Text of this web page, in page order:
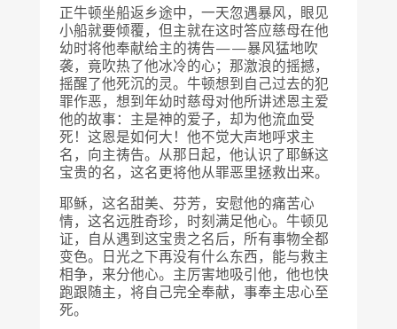
正牛顿坐船返乡途中，一天忽遇暴风，眼见
小船就要倾覆，但主就在这时答应慈母在他
幼时将他奉献给主的祷告——暴风猛地吹
袭，竟吹热了他冰冷的心；那激浪的摇撼，
摇醒了他死沉的灵。牛顿想到自己过去的犯
罪作恶，想到年幼时慈母对他所讲述恩主爱
他的故事：主是神的爱子，却为他流血受
死！这恩是如何大！他不觉大声地呼求主
名，向主祷告。从那日起，他认识了耶稣这
宝贵的名，这名更将他从罪恶里拯救出来。
耶稣，这名甜美、芬芳，安慰他的痛苦心
情，这名远胜奇珍，时刻满足他心。牛顿见
证，自从遇到这宝贵之名后，所有事物全都
变色。日光之下再没有什么东西，能与救主
相争，来分他心。主厉害地吸引他，他也快
跑跟随主，将自己完全奉献，事奉主忠心至
死。